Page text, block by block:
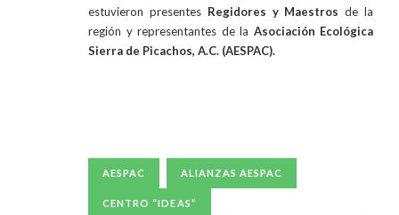
estuvieron presentes Regidores y Maestros de la
región y representantes de la Asociación Ecológica
Sierra de Picachos, A.C. (AESPAC).
AESPAC ALIANZAS AESPAC
CENTRO “IDEAS”